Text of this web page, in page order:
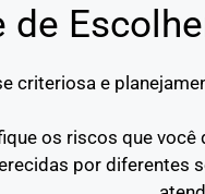
de
criteriosa e
os riscos que
por diferentes